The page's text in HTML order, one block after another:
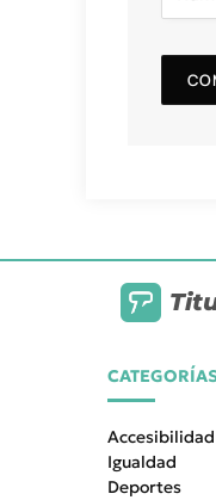
Accesibilidad
Igualdad
Deportes